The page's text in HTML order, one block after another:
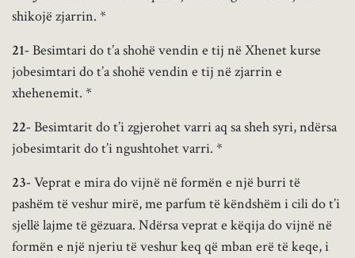
shikojë zjarrin. *
21- Besimtari do t’a shohë vendin e tij në Xhenet kurse
jobesimtari do t’a shohë vendin e tij në zjarrin e
xhehenemit. *
22- Besimtarit do t’i zgjerohet varri aq sa sheh syri, ndërsa
jobesimtarit do t’i ngushtohet varri. *
23- Veprat e mira do vijnë në formën e një burri të
pashëm të veshur mirë, me parfum të këndshëm i cili do t’i
sjellë lajme të gëzuara. Ndërsa veprat e këqija do vijnë në
formën e një njeriu të veshur keq që mban erë të keqe, i